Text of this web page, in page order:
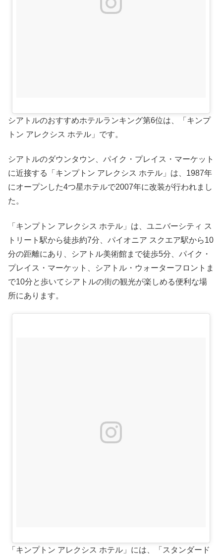
シアトルのおすすめホテルランキング第6位は、「キンプ
トン アレクシス ホテル」です。
シアトルのダウンタウン、パイク・プレイス・マーケット
に近接する「キンプトン アレクシス ホテル」は、1987年
にオープンした4つ星ホテルで2007年に改装が行われまし
た。
「キンプトン アレクシス ホテル」は、ユニバーシティ ス
トリート駅から徒歩約7分、パイオニア スクエア駅から10
分の距離にあり、シアトル美術館まで徒歩5分、パイク・
プレイス・マーケット、シアトル・ウォーターフロントま
で10分と歩いてシアトルの街の観光が楽しめる便利な場
所にあります。
「キンプトン アレクシス ホテル」には、「スタンダード